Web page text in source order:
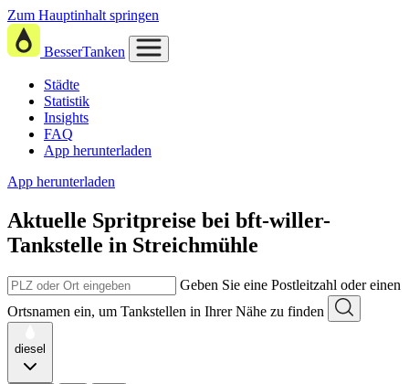
Zum Hauptinhalt springen
BesserTanken
Städte
Statistik
Insights
FAQ
App herunterladen
App herunterladen
Aktuelle Spritpreise bei bft-willer-
Tankstelle in Streichmühle
Geben Sie eine Postleitzahl oder einen
Ortsnamen ein, um Tankstellen in Ihrer Nähe zu finden
diesel